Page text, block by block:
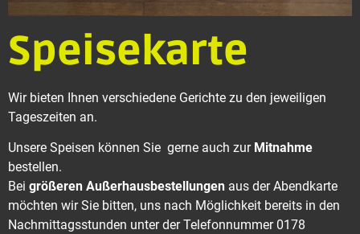
Speisekarte
Wir bieten Ihnen verschiedene Gerichte zu den jeweiligen
Tageszeiten an.
Unsere Speisen können Sie gerne auch zur Mitnahme
bestellen.
Bei größeren Außerhausbestellungen aus der Abendkarte
möchten wir Sie bitten, uns nach Möglichkeit bereits in den
Nachmittagsstunden unter der Telefonnummer 0178